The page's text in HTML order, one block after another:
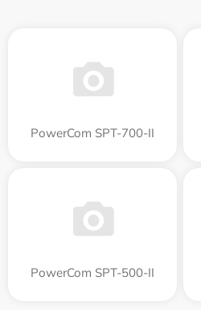
PowerCom SPT-700-II
PowerCom SPT-500-II